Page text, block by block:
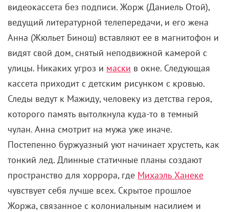
видеокассета без подписи. Жорж (Даниель Отой),
ведущий литературной телепередачи, и его жена
Анна (Жюльет Бинош) вставляют ее в магнитофон и
видят свой дом, снятый неподвижной камерой с
улицы. Никаких угроз и маски в окне. Следующая
кассета приходит с детским рисунком с кровью.
Следы ведут к Мажиду, человеку из детства героя,
которого память вытолкнула куда-то в темный
чулан. Анна смотрит на мужа уже иначе.
Постепенно буржуазный уют начинает хрустеть, как
тонкий лед. Длинные статичные планы создают
пространство для хоррора, где Михаэль Ханеке
чувствует себя лучше всех. Скрытое прошлое
Жоржа, связанное с колониальным насилием и